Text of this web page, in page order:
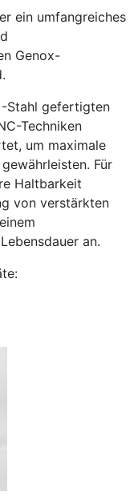
ein umfangreiches
Genox-
Stahl gefertigten
Techniken
um maximale
Für
Haltbarkeit
von verstärkten
an.